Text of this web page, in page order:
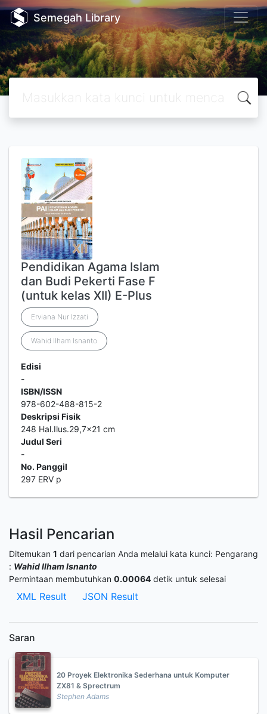
Semegah Library
Pendidikan Agama Islam
dan Budi Pekerti Fase F
(untuk kelas XII) E-Plus
Erviana Nur Izzati
Wahid Ilham Isnanto
Edisi
-
ISBN/ISSN
978-602-488-815-2
Deskripsi Fisik
248 Hal.Ilus.29,7x21 cm
Judul Seri
-
No. Panggil
297 ERV p
Hasil Pencarian
Ditemukan 1 dari pencarian Anda melalui kata kunci: Pengarang
: Wahid Ilham Isnanto
Permintaan membutuhkan 0.00064 detik untuk selesai
XML Result JSON Result
Saran
20 Proyek Elektronika Sederhana untuk Komputer
ZX81 & Sprectrum
Stephen Adams